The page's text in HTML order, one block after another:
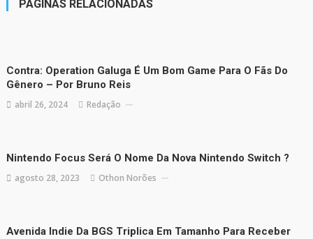
PÁGINAS RELACIONADAS
Contra: Operation Galuga É Um Bom Game Para O Fãs Do
Gênero – Por Bruno Reis
abril 26, 2024 Redação
Nintendo Focus Será O Nome Da Nova Nintendo Switch ?
agosto 28, 2023 Othon Norões
Avenida Indie Da BGS Triplica Em Tamanho Para Receber